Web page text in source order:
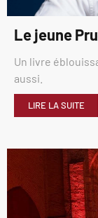
Le jeune
Un livre
aussi.
LIRE LA SUITE